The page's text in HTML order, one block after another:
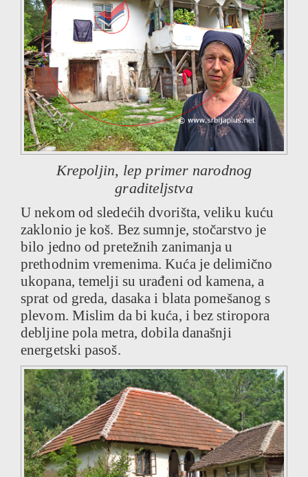
Krepoljin, lep primer narodnog
graditeljstva
U nekom od sledećih dvorišta, veliku kuću
zaklonio je koš. Bez sumnje, stočarstvo je
bilo jedno od pretežnih zanimanja u
prethodnim vremenima. Kuća je delimično
ukopana, temelji su urađeni od kamena, a
sprat od greda, dasaka i blata pomešanog s
plevom. Mislim da bi kuća, i bez stiropora
debljine pola metra, dobila današnji
energetski pasoš.